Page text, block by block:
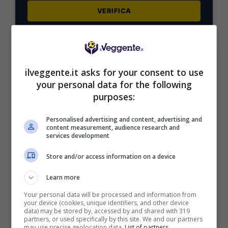
VERIFICA
Mostra Informazioni
Il pronostico
Con le feroci accuse di spionaggio che pendono
campo dovrà parlare più forte delle polemiche
burocratiche per decidere chi continuerà a
sognare la Premier League dopo lo 0-0
dell’andata al Riverside Stadium.
Un risultato, quello di sabato scorso, che ha del
paradossale. Il Boro ha dominato creando quasi
2 xG, ma l’imprecisione sotto porta e un
Southampton insolitamente rinunciatario hanno
ilveggente.it asks for your consent to use
your personal data for the following
purposes:
Personalised advertising and content, advertising and
content measurement, audience research and
services development
Store and/or access information on a device
Learn more
Your personal data will be processed and information from
your device (cookies, unique identifiers, and other device
data) may be stored by, accessed by and shared with 319
partners, or used specifically by this site. We and our partners